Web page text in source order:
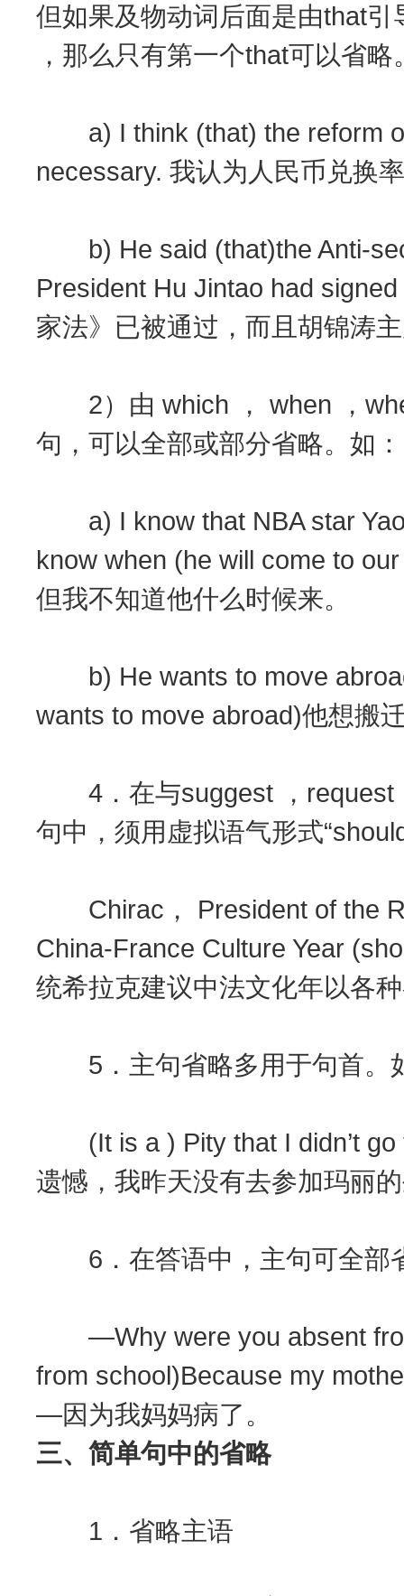
但如果及物动词后面是由that
，那么只有第一个that可以省略
a) I think (that) the reform of
necessary. 我认为人民币兑换
b) He said (that)the Anti-
President Hu Jintao had
家法》已被通过，而且胡锦涛
2）由 which ， when ，
句，可以全部或部分省略。如：
a) I know that NBA star Yao
know when (he will come to
但我不知道他什么时候来。
b) He wants to move
wants to move abroad)他想搬
4．在与suggest ，request
句中，须用虚拟语气形式
Chirac， President of the
China-France Culture Year
统希拉克建议中法文化年以各
5．主句省略多用于句首。
(It is a ) Pity that I didn’t go
遗憾，我昨天没有去参加玛丽
6．在答语中，主句可全部
—Why were you absent
from school)Because my
—因为我妈妈病了。
三、简单句中的省略
1．省略主语